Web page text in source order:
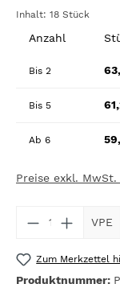
Inhalt: 18 Stück
Anzahl
Bis 2
Bis 5
Ab 6
Preise exkl.
ProduktVPE
Zum Merkzettel
Produktnummer: